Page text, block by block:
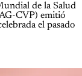
de la Salud
CVP) emitió
el pasado